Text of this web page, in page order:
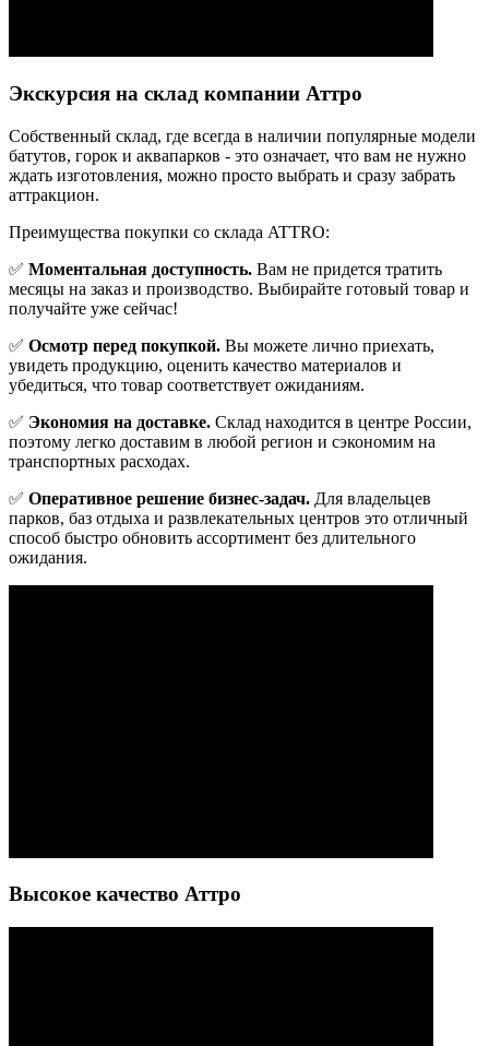
Экскурсия на склад компании Аттро
Cобственный склад, где всегда в наличии популярные модели
батутов, горок и аквапарков - это означает, что вам не нужно
ждать изготовления, можно просто выбрать и сразу забрать
аттракцион.
Преимущества покупки со склада ATTRO:
✅ Моментальная доступность. Вам не придется тратить
месяцы на заказ и производство. Выбирайте готовый товар и
получайте уже сейчас!
✅ Осмотр перед покупкой. Вы можете лично приехать,
увидеть продукцию, оценить качество материалов и
убедиться, что товар соответствует ожиданиям.
✅ Экономия на доставке. Склад находится в центре России,
поэтому легко доставим в любой регион и сэкономим на
транспортных расходах.
✅ Оперативное решение бизнес-задач. Для владельцев
парков, баз отдыха и развлекательных центров это отличный
способ быстро обновить ассортимент без длительного
ожидания.
Высокое качество Аттро